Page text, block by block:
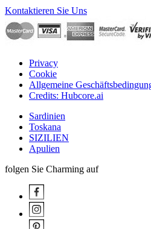
Kontaktieren Sie Uns
Privacy
Cookie
Allgemeine
Credits: Hubcore.ai
Sardinien
Toskana
SIZILIEN
Apulien
folgen Sie Charming auf